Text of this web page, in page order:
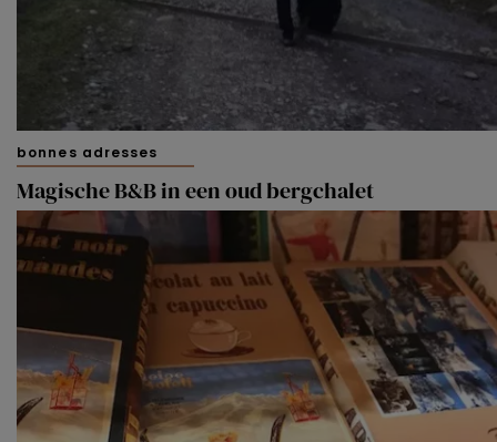
bonnes adresses
Magische B&B in een oud bergchalet